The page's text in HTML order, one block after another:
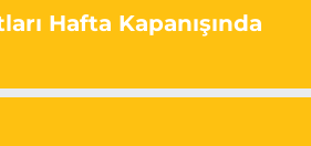
Hafta Kapanışında